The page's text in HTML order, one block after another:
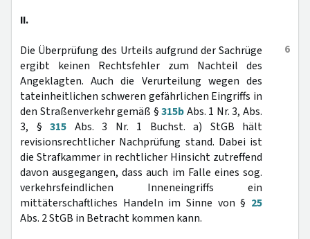
II.
6
Die Überprüfung des Urteils aufgrund der Sachrüge
ergibt keinen Rechtsfehler zum Nachteil des
Angeklagten. Auch die Verurteilung wegen des
tateinheitlichen schweren gefährlichen Eingriffs in
den Straßenverkehr gemäß §315bAbs. 1 Nr. 3, Abs.
3, § 315 Abs. 3 Nr. 1 Buchst. a) StGB hält
revisionsrechtlicher Nachprüfung stand. Dabei ist
die Strafkammer in rechtlicher Hinsicht zutreffend
davon ausgegangen, dass auch im Falle eines sog.
verkehrsfeindlichen Inneneingriffs ein
mittäterschaftliches Handeln im Sinne von § 25
Abs. 2 StGB in Betracht kommen kann.